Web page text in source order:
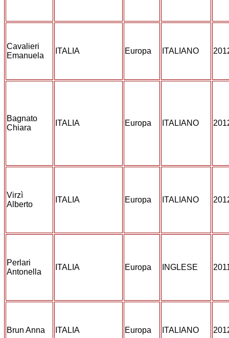
Cavalieri
Emanuela
ITALIA Europa ITALIANO
Bagnato
Chiara
ITALIA Europa ITALIANO
Virzì
Alberto
ITALIA Europa ITALIANO
Perlari
Antonella
ITALIA Europa INGLESE
Brun Anna ITALIA Europa ITALIANO